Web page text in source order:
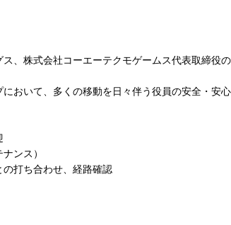
、株式会社コーエーテクモゲームス代表取締役
おいて、多くの移動を日々伴う役員の安全・安
ンス）
の打ち合わせ、経路確認